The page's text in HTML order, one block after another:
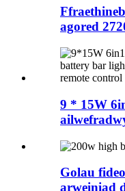
agored
9 * 15W
Golau
arweiniad